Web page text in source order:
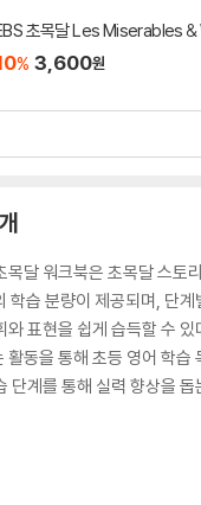
초목달 Les Miserables
% 3,600원
목달 워크북은 초목달 스토
학습 분량이 제공되며, 단
와 표현을 쉽게 습득할 수
활동을 통해 초등 영어 학
단계를 통해 실력 향상을 돕